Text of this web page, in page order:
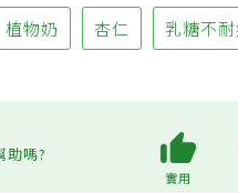
植物奶 杏仁 乳糖不
助嗎?
實用